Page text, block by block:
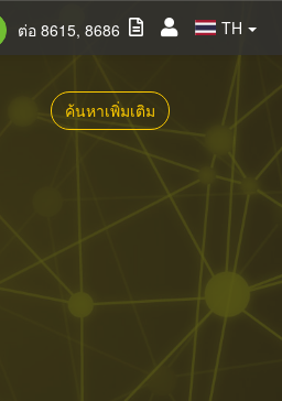
TH
ต่อ 8615, 8686
ค้นหาเพิ่มเติม